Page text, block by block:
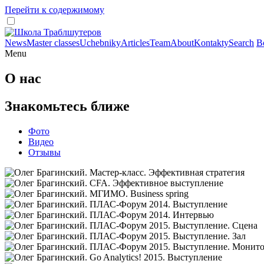
Перейти к содержимому
NewsMaster classesUchebnikyArticlesTeamAboutKontaktySearch
Menu
О нас
Знакомьтесь ближе
Фото
Видео
Отзывы